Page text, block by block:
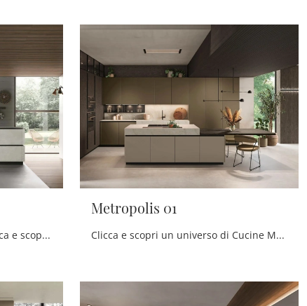
Cucine Moderne con isola: clicca e scopri un ricco catalogo di soluzioni del marchio Stosa, tra cui il modello Metropolis 11.
Metropolis 01
Clicca e scopri un universo di Cucine Moderne con isola: la cucina Metropolis 01 Stosa in Pet ti sta aspettando!